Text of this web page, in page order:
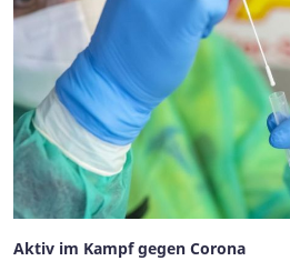
Aktiv im Kampf gegen Corona